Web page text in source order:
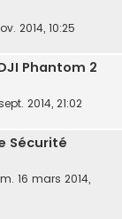
2014, 10:25
Phantom 2
2014, 21:02
Sécurité
16 mars 2014,